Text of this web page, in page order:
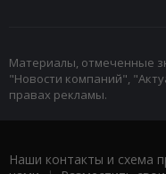
Материалы, отмеченные
"Новости компаний",
правах рекламы.
Наши контакты и схема